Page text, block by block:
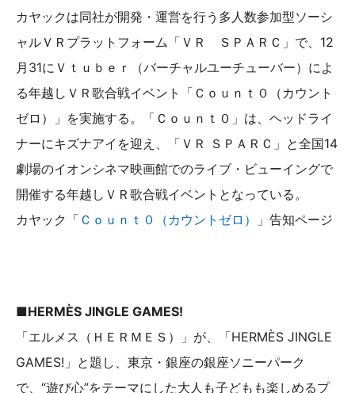
カヤックは同社が開発・運営を行う多人数参加型ソーシ
ャルＶＲプラットフォーム「ＶＲ ＳＰＡＲＣ」で、12
月31にＶｔｕｂｅｒ（バーチャルユーチューバー）によ
る年越しＶＲ歌合戦イベント「Ｃｏｕｎｔ０（カウント
ゼロ）」を実施する。「Ｃｏｕｎｔ０」は、ヘッドライ
ナーにキズナアイを迎え、「ＶＲ ＳＰＡＲＣ」と全国14
劇場のイオンシネマ映画館でのライブ・ビューイングで
開催する年越しＶＲ歌合戦イベントとなっている。
カヤック「 Ｃｏｕｎｔ０（カウントゼロ） 」告知ページ
■HERMÈS JINGLE GAMES!
「エルメス（ＨＥＲＭＥＳ）」が、「HERMÈS JINGLE
GAMES!」と題し、東京・銀座の銀座ソニーパーク
で、“遊び心”をテーマにした大人も子どもも楽しめるプ